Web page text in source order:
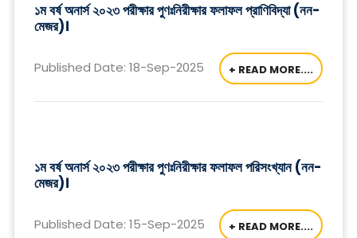
১ম বর্ষ অনার্স ২০২৩ পরীক্ষার পুণঃনিরীক্ষার ফলাফল প্রাণিবিদ্যা (নন-
মেজর)।
Published Date: 18-Sep-2025 + READ MORE....
১ম বর্ষ অনার্স ২০২৩ পরীক্ষার পুণঃনিরীক্ষার ফলাফল পরিসংখ্যান (নন-
মেজর)।
Published Date: 15-Sep-2025 + READ MORE....